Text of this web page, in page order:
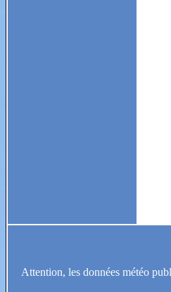
Attention, les données météo